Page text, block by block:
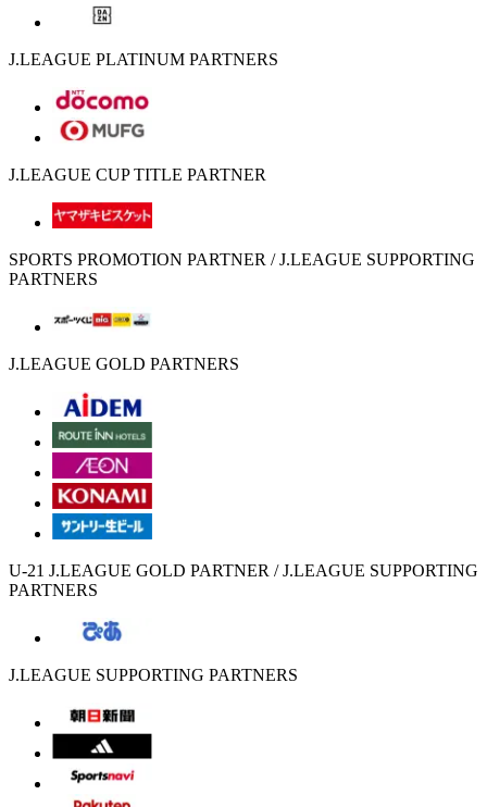
J.LEAGUE PLATINUM PARTNERS
J.LEAGUE CUP TITLE PARTNER
SPORTS PROMOTION PARTNER / J.LEAGUE SUPPORTING
PARTNERS
J.LEAGUE GOLD PARTNERS
U-21 J.LEAGUE GOLD PARTNER / J.LEAGUE SUPPORTING
PARTNERS
J.LEAGUE SUPPORTING PARTNERS